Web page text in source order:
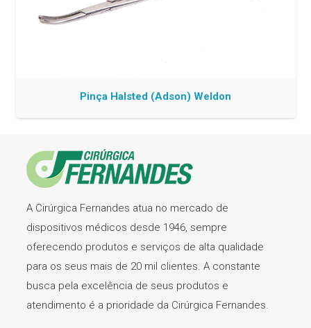
Pinça Halsted (Adson) Weldon
A Cirúrgica Fernandes atua no mercado de
dispositivos médicos desde 1946, sempre
oferecendo produtos e serviços de alta qualidade
para os seus mais de 20 mil clientes. A constante
busca pela excelência de seus produtos e
atendimento é a prioridade da Cirúrgica Fernandes.